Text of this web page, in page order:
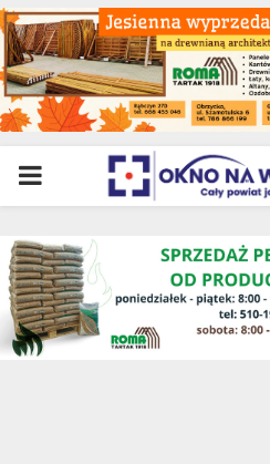
PRIMARY
MENU